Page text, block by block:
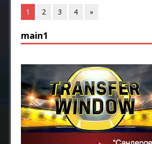
1 2 3 4 »
main1